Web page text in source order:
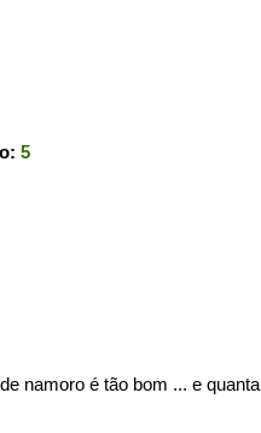
5
namoro é tão bom ... e quanta